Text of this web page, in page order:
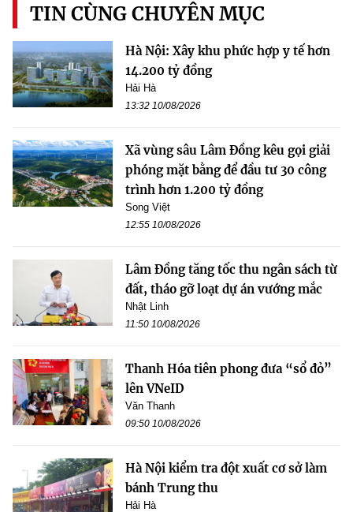
TIN CÙNG CHUYÊN MỤC
Hà Nội: Xây khu phức hợp y tế hơn
14.200 tỷ đồng
Hải Hà
13:32 10/08/2026
Xã vùng sâu Lâm Đồng kêu gọi giải
phóng mặt bằng để đầu tư 30 công
trình hơn 1.200 tỷ đồng
Song Việt
12:55 10/08/2026
Lâm Đồng tăng tốc thu ngân sách từ
đất, tháo gỡ loạt dự án vướng mắc
Nhật Linh
11:50 10/08/2026
Thanh Hóa tiên phong đưa “sổ đỏ”
lên VNeID
Văn Thanh
09:50 10/08/2026
Hà Nội kiểm tra đột xuất cơ sở làm
bánh Trung thu
Hải Hà